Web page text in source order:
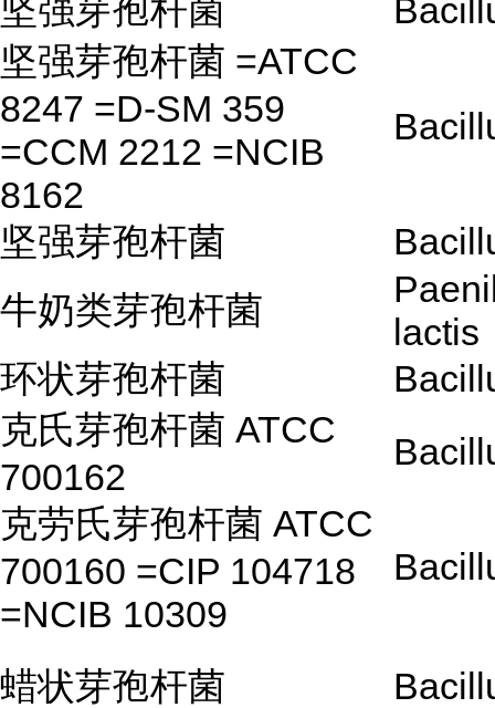
坚强芽孢杆菌
坚强芽孢杆菌 =ATCC
8247 =D-SM 359
=CCM 2212 =NCIB
8162
坚强芽孢杆菌
牛奶类芽孢杆菌
lactis
环状芽孢杆菌
克氏芽孢杆菌 ATCC
700162
克劳氏芽孢杆菌 ATCC
700160 =CIP 104718
=NCIB 10309
蜡状芽孢杆菌